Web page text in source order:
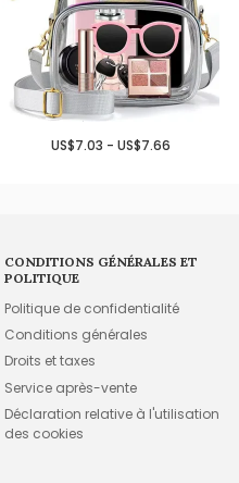
US$7.03 - US$7.66
CONDITIONS GÉNÉRALES ET
POLITIQUE
Politique de confidentialité
Conditions générales
Droits et taxes
Service après-vente
Déclaration relative à l'utilisation
des cookies